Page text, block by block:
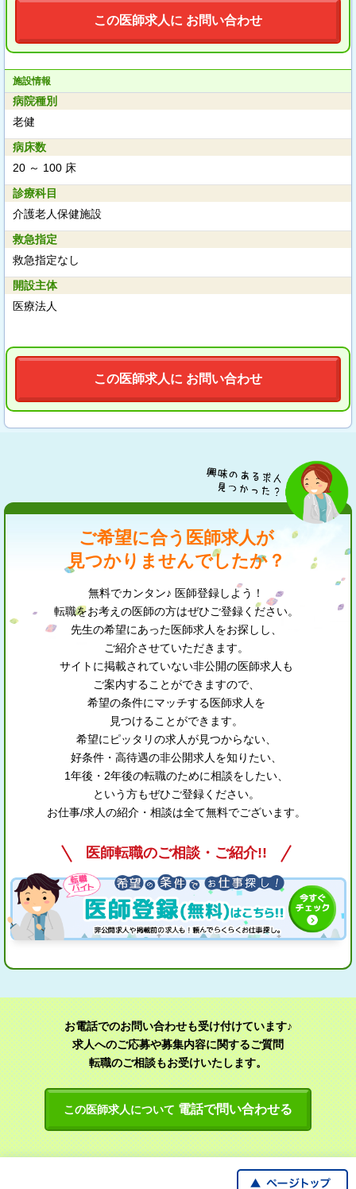
この医師求人に お問い合わせ
施設情報
病院種別
老健
病床数
20 ～ 100 床
診療科目
介護老人保健施設
救急指定
救急指定なし
開設主体
医療法人
この医師求人に お問い合わせ
ご希望に合う医師求人が
見つかりませんでしたか？
無料でカンタン♪ 医師登録しよう！
転職をお考えの医師の方はぜひご登録ください。
先生の希望にあった医師求人をお探しし、
ご紹介させていただきます。
サイトに掲載されていない非公開の医師求人も
ご案内することができますので、
希望の条件にマッチする医師求人を
見つけることができます。
希望にピッタリの求人が見つからない、
好条件・高待遇の非公開求人を知りたい、
1年後・2年後の転職のために相談をしたい、
という方もぜひご登録ください。
お仕事/求人の紹介・相談は全て無料でございます。
医師転職のご相談・ご紹介!!
お電話でのお問い合わせも受け付けています♪
求人へのご応募や募集内容に関するご質問
転職のご相談もお受けいたします。
この医師求人について 電話で問い合わせる